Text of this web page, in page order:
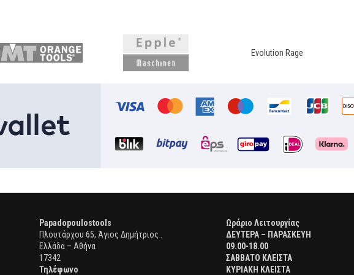
Evolution Rage
Papadopoulostools
Πλουτάρχου 65, Άγιος Δημήτριος .
Ελλάδα – Αθήνα
17342
Τηλέφωνο
Ωράριο Λειτουργίας
ΔΕΥΤΕΡΑ – ΠΑΡΑΣΚΕΥΗ
09.00-18.00
ΣΑΒΒΑΤΟ ΚΛΕΙΣΤΑ
ΚΥΡΙΑΚΗ ΚΛΕΙΣΤΑ